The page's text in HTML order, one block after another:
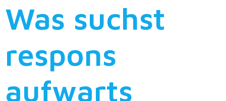
Was suchst
respons
aufwarts